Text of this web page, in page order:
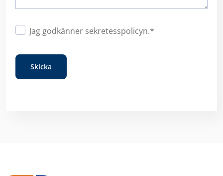
Samtycke*
Jag godkänner sekretesspolicyn.*